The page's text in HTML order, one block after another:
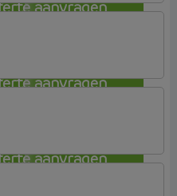
aanvragen
aanvragen
aanvragen